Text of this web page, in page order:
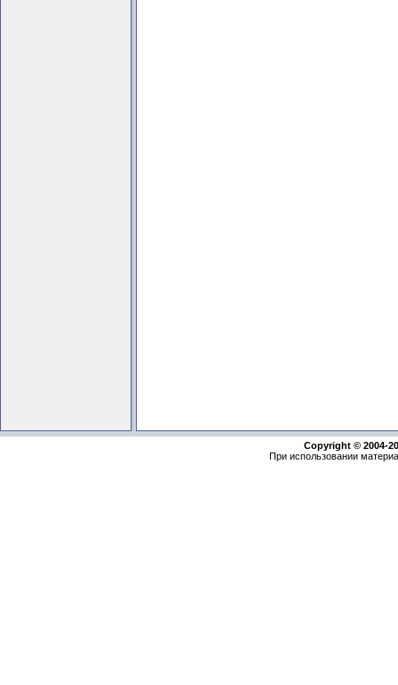
Copyright © 2004-
При использовании